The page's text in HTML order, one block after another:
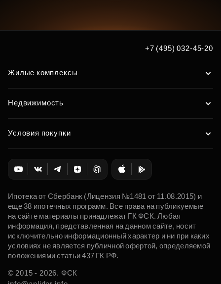
+7 (495) 032-45-20
Жилые комплексы
Недвижимость
Условия покупки
Ипотека от Сбербанк (Лицензия №1481 от 11.08.2015) и
еще 38 ипотечных программ. Все права на публикуемые
на сайте материалы принадлежат ГК ФСК. Любая
информация, представленная на данном сайте, носит
исключительно информационный характер и ни при каких
условиях не является публичной офертой, определяемой
положениями статьи 437 ГК РФ.
© 2015 - 2026. ФСК